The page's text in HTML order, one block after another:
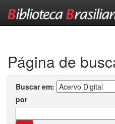
Página de
Buscar em:
por